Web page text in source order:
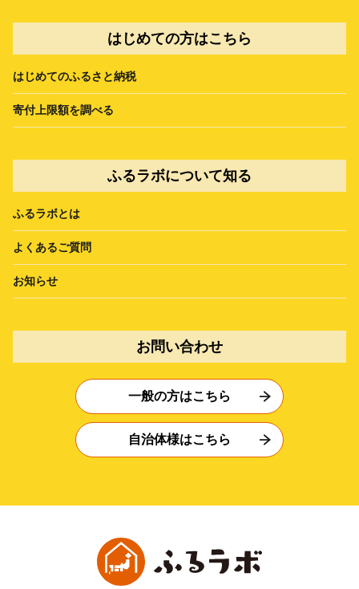
はじめての方はこちら
はじめてのふるさと納税
寄付上限額を調べる
ふるラボについて知る
ふるラボとは
よくあるご質問
お知らせ
お問い合わせ
一般の方はこちら
自治体様はこちら